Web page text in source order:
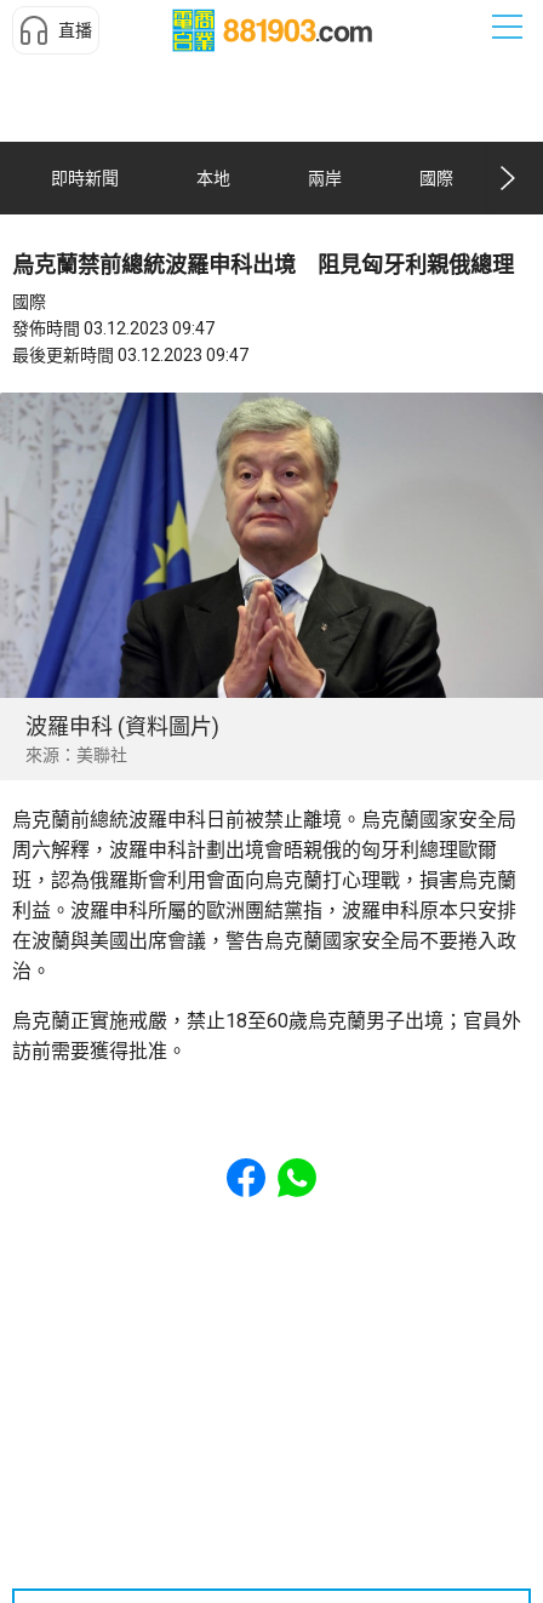
直播
即時新聞 本地 兩岸 國際
烏克蘭禁前總統波羅申科出境 阻見匈牙利親俄總理
國際
發佈時間 03.12.2023 09:47
最後更新時間 03.12.2023 09:47
波羅申科 (資料圖片)
來源：美聯社
烏克蘭前總統波羅申科日前被禁止離境。烏克蘭國家安全局
周六解釋，波羅申科計劃出境會晤親俄的匈牙利總理歐爾
班，認為俄羅斯會利用會面向烏克蘭打心理戰，損害烏克蘭
利益。波羅申科所屬的歐洲團結黨指，波羅申科原本只安排
在波蘭與美國出席會議，警告烏克蘭國家安全局不要捲入政
治。
烏克蘭正實施戒嚴，禁止18至60歲烏克蘭男子出境；官員外
訪前需要獲得批准。
Share to Facebook
Share to WhatsApp